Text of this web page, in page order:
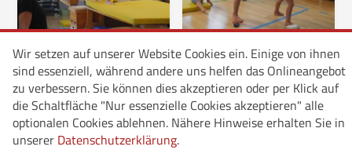
Wir setzen auf unserer Website Cookies ein. Einige von ihnen
sind essenziell, während andere uns helfen das Onlineangebot
zu verbessern. Sie können dies akzeptieren oder per Klick auf
die Schaltfläche "Nur essenzielle Cookies akzeptieren" alle
optionalen Cookies ablehnen. Nähere Hinweise erhalten Sie in
unserer Datenschutzerklärung.